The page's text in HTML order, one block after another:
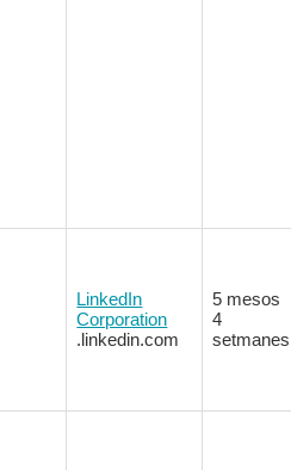
LinkedIn
Corporation
.linkedin.com
5 mesos
4
setmanes